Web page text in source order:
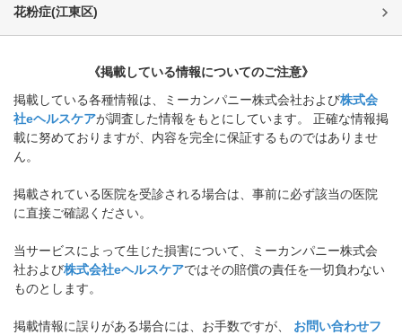
花粉症(江東区)
《掲載している情報についてのご注意》
掲載している各種情報は、ミーカンパニー株式会社および株式会
社eヘルスケアが調査した情報をもとにしています。 正確な情報掲
載に努めておりますが、内容を完全に保証するものではありませ
ん。
掲載されている医院を受診される場合は、事前に必ず該当の医院
に直接ご確認ください。
当サービスによって生じた損害について、ミーカンパニー株式会
社および株式会社eヘルスケアではその賠償の責任を一切負わない
ものとします。
掲載情報に誤りがある場合には、お手数ですが、
お問い合わせフ